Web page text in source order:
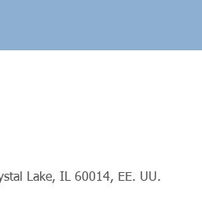
Lake, IL 60014, EE. UU.